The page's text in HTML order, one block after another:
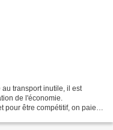
transport inutile, il est
de l'économie.
pour être compétitif, on paie